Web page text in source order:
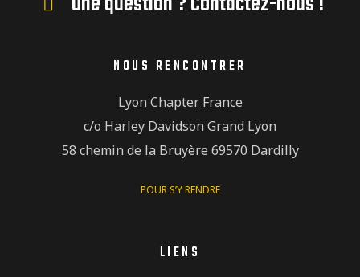
NOUS RENCONTRER
Lyon Chapter France
c/o Harley Davidson Grand Lyon
58 chemin de la Bruyère 69570 Dardilly
POUR S’Y RENDRE
LIENS